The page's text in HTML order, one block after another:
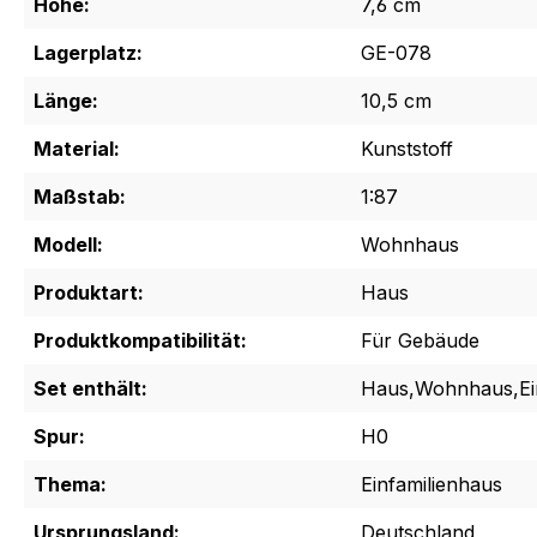
Lagerplatz:
GE-078
Länge:
10,5 cm
Material:
Kunststoff
Maßstab:
1:87
Modell:
Wohnhaus
Produktart:
Haus
Produktkompatibilität:
Für Gebäude
Set enthält:
Spur:
H0
Thema:
Einfamilienhaus
Ursprungsland:
Deutschland